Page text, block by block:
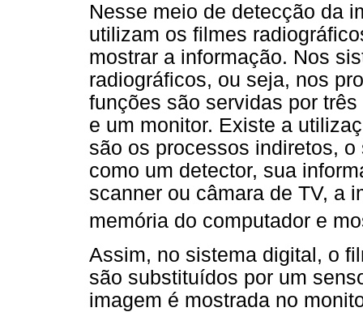
Nesse meio de detecção da
utilizam os filmes
mostrar a informação. Nos
radiográficos, ou seja, nos
funções são servidas por
e um monitor. Existe a
são os processos indiretos,
como um detector, sua
scanner ou câmara de TV, a
memória do computador e
Assim, no sistema digital, o
são substituídos por um
imagem é mostrada no